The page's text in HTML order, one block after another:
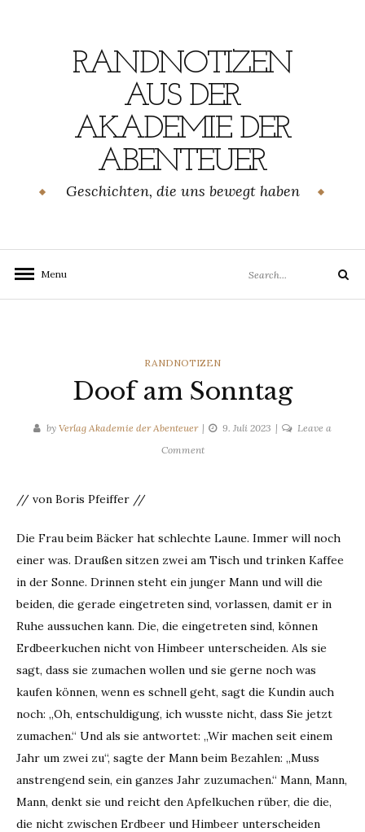
RANDNOTIZEN
AUS DER
AKADEMIE DER
ABENTEUER
Geschichten, die uns bewegt haben
Menu
for:
Search
CATEGORIES
RANDNOTIZEN
Doof am Sonntag
by Verlag Akademie der Abenteuer 9. Juli 2023
Leave a
Commenton
// von Boris Pfeiffer //
Die Frau beim Bäcker hat schlechte Laune. Immer will noch
einer was. Draußen sitzen zwei am Tisch und trinken Kaffee
in der Sonne. Drinnen steht ein junger Mann und will die
beiden, die gerade eingetreten sind, vorlassen, damit er in
Ruhe aussuchen kann. Die, die eingetreten sind, können
Erdbeerkuchen nicht von Himbeer unterscheiden. Als sie
sagt, dass sie zumachen wollen und sie gerne noch was
kaufen können, wenn es schnell geht, sagt die Kundin auch
noch: „Oh, entschuldigung, ich wusste nicht, dass Sie jetzt
zumachen.“ Und als sie antwortet: „Wir machen seit einem
Jahr um zwei zu“, sagte der Mann beim Bezahlen: „Muss
anstrengend sein, ein ganzes Jahr zuzumachen.“ Mann, Mann,
Mann, denkt sie und reicht den Apfelkuchen rüber, die die,
die nicht zwischen Erdbeer und Himbeer unterscheiden